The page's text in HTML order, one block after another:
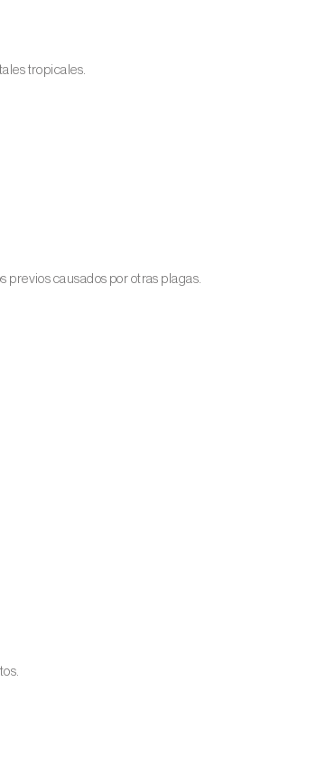
tropicales.
previos causados por otras plagas.